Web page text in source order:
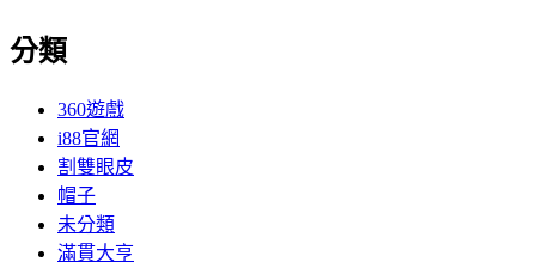
分類
360遊戲
i88官網
割雙眼皮
帽子
未分類
滿貫大亨